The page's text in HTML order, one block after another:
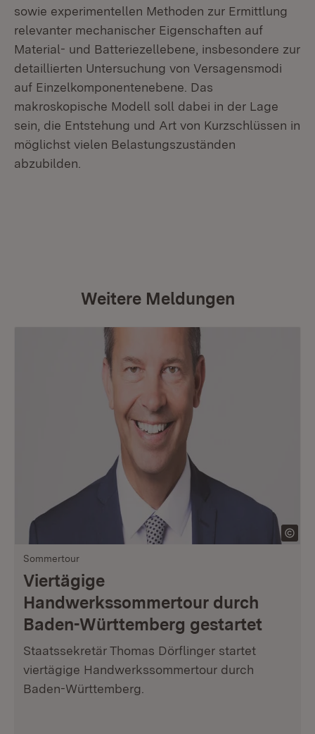
sowie experimentellen Methoden zur Ermittlung
relevanter mechanischer Eigenschaften auf
Material- und Batteriezellebene, insbesondere zur
detaillierten Untersuchung von Versagensmodi
auf Einzelkomponentenebene. Das
makroskopische Modell soll dabei in der Lage
sein, die Entstehung und Art von Kurzschlüssen in
möglichst vielen Belastungszuständen
abzubilden.
Weitere Meldungen
Sommertour
Viertägige
Handwerkssommertour durch
Baden-Württemberg gestartet
Staatssekretär Thomas Dörflinger startet
viertägige Handwerkssommertour durch
Baden-Württemberg.